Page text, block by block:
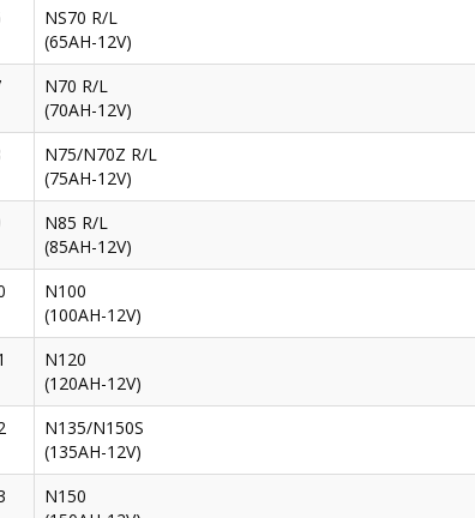
NS70 R/L
(65AH-12V)
N70 R/L
(70AH-12V)
N75/N70Z R/L
(75AH-12V)
N85 R/L
(85AH-12V)
N100
(100AH-12V)
N120
(120AH-12V)
N135/N150S
(135AH-12V)
N150